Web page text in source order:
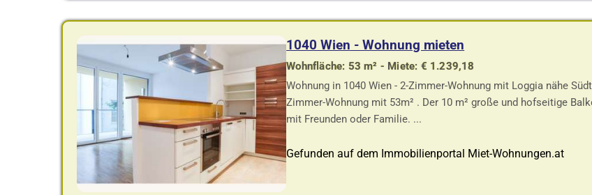
1040 Wien - Wohnung mieten
Wohnfläche: 53 m² - Miete: € 1.239,18
Wohnung in 1040 Wien - 2-Zimmer-Wohnung mit Loggia nähe
Zimmer-Wohnung mit 53m² . Der 10 m² große und hofseitige
mit Freunden oder Familie. ...
Gefunden auf dem Immobilienportal Miet-Wohnungen.at